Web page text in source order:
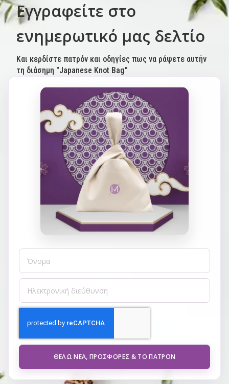
Εγγραφείτε στο
ενημερωτικό μας δελτίο
Και κερδίστε πατρόν και οδηγίες πως να ράψετε αυτήν
τη διάσημη "Japanese Knot Bag"
ΘΈΛΩ ΝΈΑ, ΠΡΟΣΦΟΡΈΣ & ΤΟ ΠΑΤΡΌΝ